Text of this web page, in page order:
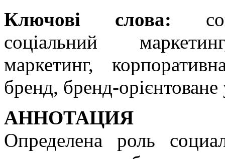
Ключові слова:
соціальний
маркетинг,
бренд, бренд-орієнтоване
АННОТАЦИЯ
Определена роль